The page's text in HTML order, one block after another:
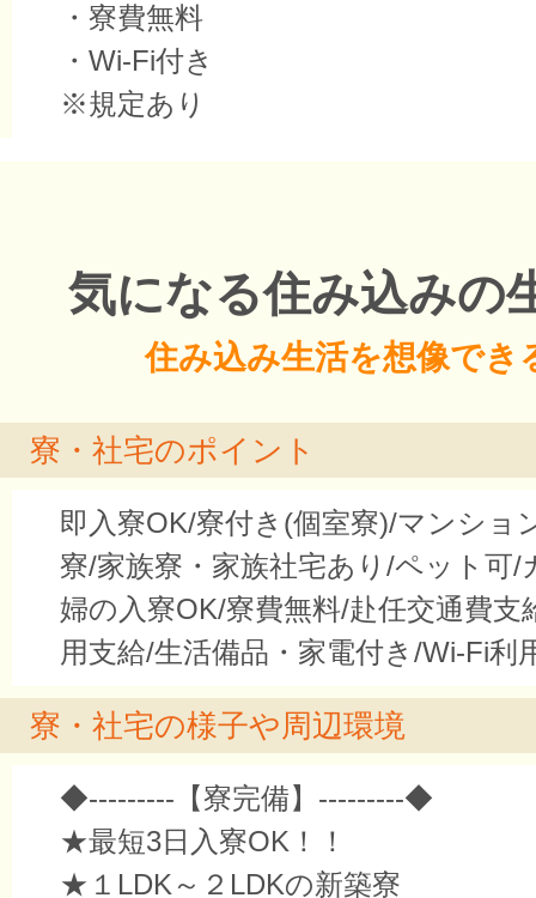
・寮費無料
・Wi-Fi付き
※規定あり
気になる住み込みの
住み込み生活を想像でき
寮・社宅のポイント
即入寮OK/寮付き(個室寮)/マンショ
寮/家族寮・家族社宅あり/ペット可/
婦の入寮OK/寮費無料/赴任交通費支
用支給/生活備品・家電付き/Wi-Fi利
寮・社宅の様子や周辺環境
◆---------【寮完備】---------◆
★最短3日入寮OK！！
★１LDK～２LDKの新築寮